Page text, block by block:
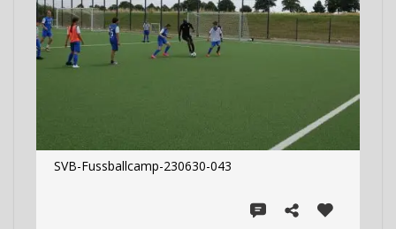
SVB-Fussballcamp-230630-043